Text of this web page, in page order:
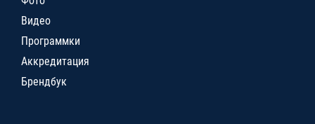
Видео
Программки
Аккредитация
Брендбук